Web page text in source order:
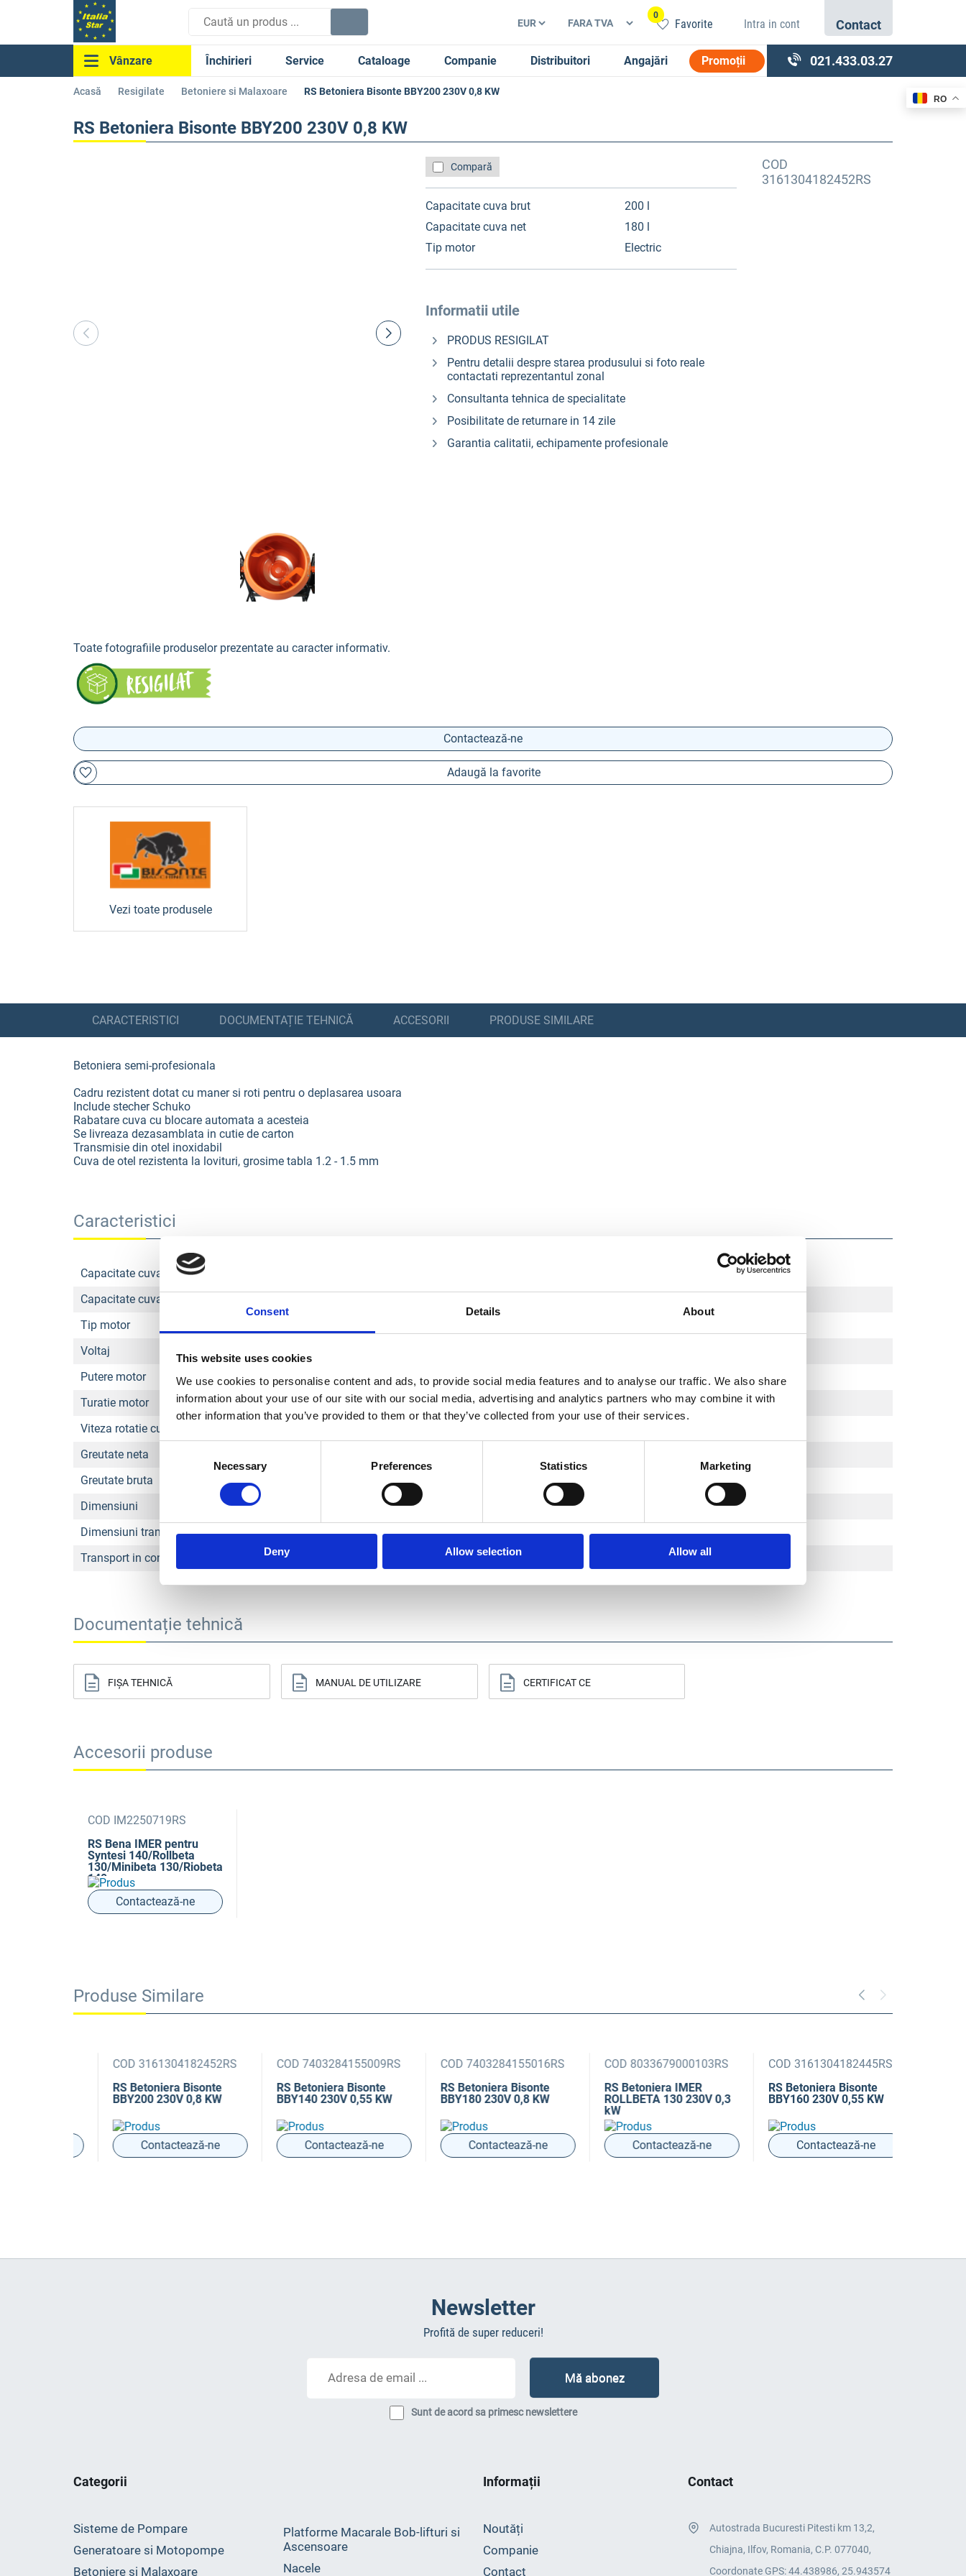
Consent Details About
This website uses cookies
We use cookies to personalise content and ads, to provide social media features and to analyse our traffic. We also share
information about your use of our site with our social media, advertising and analytics partners who may combine it with
other information that you’ve provided to them or that they’ve collected from your use of their services.
Necessary Preferences Statistics Marketing
Deny Allow selection Allow all
Favorite
0
Intra in cont Contact
Vânzare Închirieri Service Cataloage Companie Distribuitori Angajări Promoții 021.433.03.27
Acasă Resigilate Betoniere si Malaxoare RS Betoniera Bisonte BBY200 230V 0,8 KW
RS Betoniera Bisonte BBY200 230V 0,8 KW
Toate fotografiile produselor prezentate au caracter informativ.
Compară
Capacitate cuva brut
200 l
Capacitate cuva net
180 l
Tip motor
Electric
Informatii utile
PRODUS RESIGILAT
Pentru detalii despre starea produsului si foto reale
contactati reprezentantul zonal
Consultanta tehnica de specialitate
Posibilitate de returnare in 14 zile
Garantia calitatii, echipamente profesionale
COD
3161304182452RS
Contactează-ne
Adaugă la favorite
Vezi toate produsele
CARACTERISTICI DOCUMENTAȚIE TEHNICĂ ACCESORII PRODUSE SIMILARE
Betoniera semi-profesionala
Cadru rezistent dotat cu maner si roti pentru o deplasarea usoara
Include stecher Schuko
Rabatare cuva cu blocare automata a acesteia
Se livreaza dezasamblata in cutie de carton
Transmisie din otel inoxidabil
Cuva de otel rezistenta la lovituri, grosime tabla 1.2 - 1.5 mm
Caracteristici
Capacitate cuva brut
Capacitate cuva net
Tip motor
Voltaj
Putere motor
800 W
Turatie motor
2980 rpm
Viteza rotatie cuva
Greutate neta
Greutate bruta
Dimensiuni
1190 x 730 x 1410 L x l x H (mm)
Dimensiuni transport L x l x h
840 x 730 x 500 mm
Transport in container 40”
220 buc.
Documentație tehnică
FIȘA TEHNICĂ MANUAL DE UTILIZARE CERTIFICAT CE
Accesorii produse
COD IM2250719RS
RS Bena IMER pentru
Syntesi 140/Rollbeta
130/Minibeta 130/Riobeta
140
Contactează-ne
Produse Similare
COD 3161304182452RS
RS Betoniera Bisonte
BBY200 230V 0,8 KW
Contactează-ne
COD 7403284155009RS
RS Betoniera Bisonte
BBY140 230V 0,55 KW
Contactează-ne
COD 7403284155016RS
RS Betoniera Bisonte
BBY180 230V 0,8 KW
Contactează-ne
COD 8033679000103RS
RS Betoniera IMER
ROLLBETA 130 230V 0,3
Contactează-ne
COD 3161304182445RS
RS Betoniera Bisonte
BBY160 230V 0,55 KW
Contactează-ne
Newsletter
Profită de super reduceri!
Sunt de acord sa primesc newslettere
Categorii
Sisteme de Pompare
Generatoare si Motopompe
Betoniere si Malaxoare
Platforme Macarale Bob-lifturi si
Ascensoare
Nacele
Informații
Noutăți
Companie
Contact
Contact
Autostrada Bucuresti Pitesti km 13,2,
Chiajna, Ilfov, Romania, C.P. 077040,
Coordonate GPS: 44.438986, 25.943574
RO